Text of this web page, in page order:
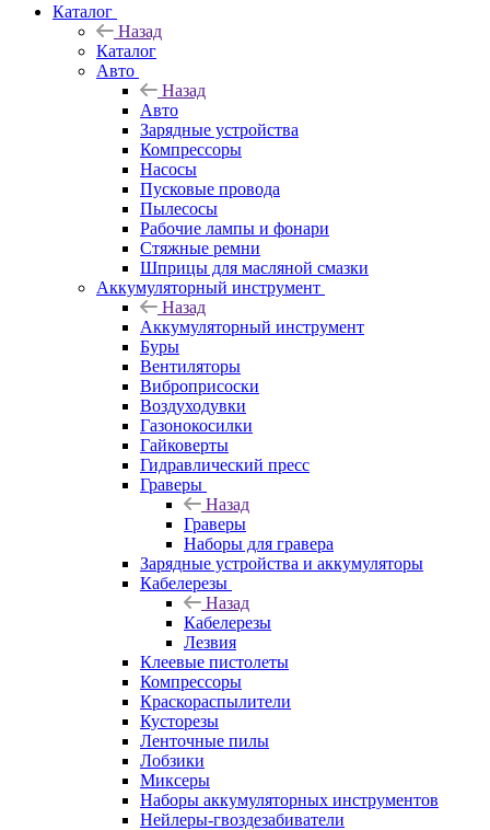
Каталог
Назад
Каталог
Авто
Назад
Авто
Зарядные устройства
Компрессоры
Насосы
Пусковые провода
Пылесосы
Рабочие лампы и фонари
Стяжные ремни
Шприцы для масляной смазки
Аккумуляторный инструмент
Назад
Аккумуляторный инструмент
Буры
Вентиляторы
Виброприсоски
Воздуходувки
Газонокосилки
Гайковерты
Гидравлический пресс
Граверы
Назад
Граверы
Наборы для гравера
Зарядные устройства и аккумуляторы
Кабелерезы
Назад
Кабелерезы
Лезвия
Клеевые пистолеты
Компрессоры
Краскораспылители
Кусторезы
Ленточные пилы
Лобзики
Миксеры
Наборы аккумуляторных инструментов
Нейлеры-гвоздезабиватели